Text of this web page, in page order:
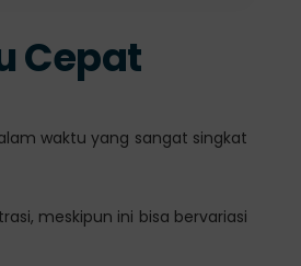
Cepat
waktu yang sangat singkat
meskipun ini bisa bervariasi